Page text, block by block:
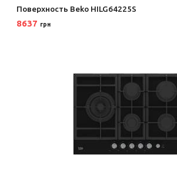
Поверхность Beko HILG64225S
8637 грн